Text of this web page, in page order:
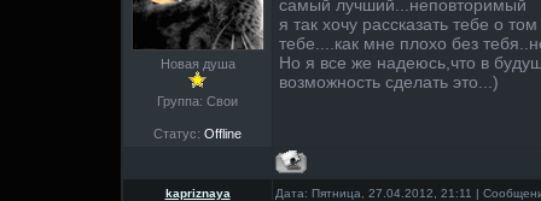
Новая душа
Группа: Свои
Статус: Offline
самый лучший...неповторимый
я так хочу рассказать тебе о
тебе....как мне плохо без
Но я все же надеюсь,что в
возможность сделать это...)
kapriznaya Дата: Пятница, 27.04.2012, 21:11 |